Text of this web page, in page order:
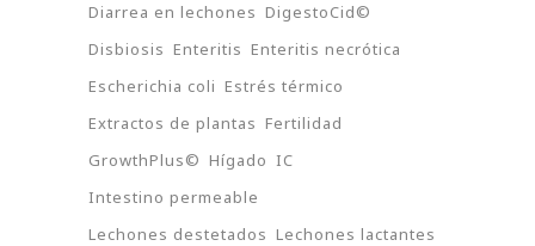
Diarrea en lechones DigestoCid©
Disbiosis Enteritis Enteritis necrótica
Escherichia coli Estrés térmico
Extractos de plantas Fertilidad
GrowthPlus© Hígado IC
Intestino permeable
Lechones destetados Lechones lactantes